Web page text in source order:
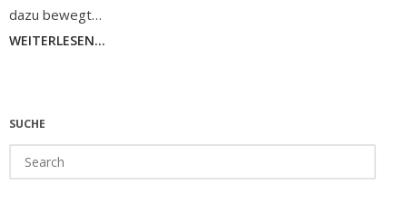
dazu bewegt…
WEITERLESEN...
SUCHE
for: